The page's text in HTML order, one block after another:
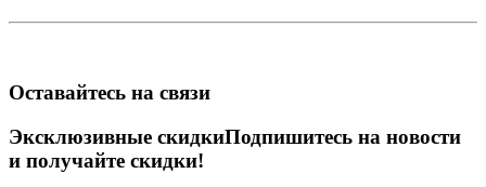
Оставайтесь на связи
Эксклюзивные скидкиПодпишитесь на новости
и получайте скидки!